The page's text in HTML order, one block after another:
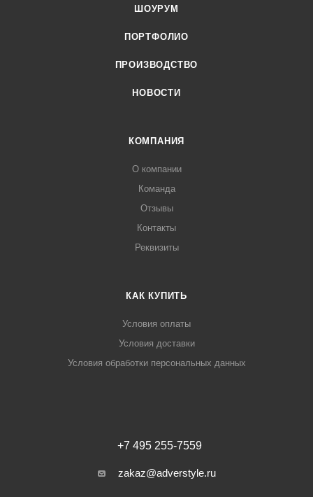
ШОУРУМ
ПОРТФОЛИО
ПРОИЗВОДСТВО
НОВОСТИ
КОМПАНИЯ
О компании
Команда
Отзывы
Контакты
Реквизиты
КАК КУПИТЬ
Условия оплаты
Условия доставки
Условия обработки персональных данных
+7 495 255-7559
zakaz@adverstyle.ru